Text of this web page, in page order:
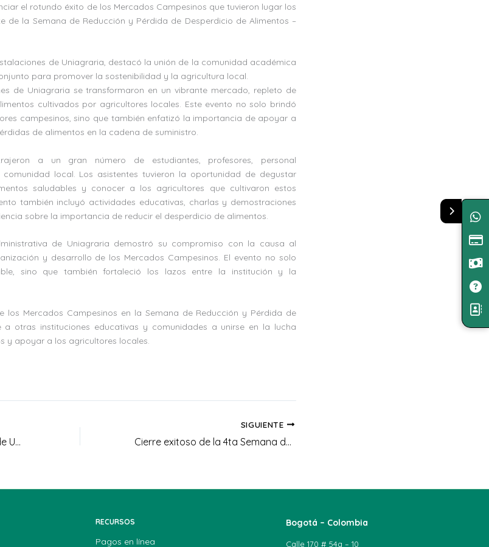
el rotundo éxito de los Mercados Campesinos que tuvieron lugar los
la Semana de Reducción y Pérdida de Desperdicio de Alimentos –
de Uniagraria, destacó la unión de la comunidad académica
para promover la sostenibilidad y la agricultura local.
de Uniagraria se transformaron en un vibrante mercado, repleto de
cultivados por agricultores locales. Este evento no solo brindó
campesinos, sino que también enfatizó la importancia de apoyar a
de alimentos en la cadena de suministro.
a un gran número de estudiantes, profesores, personal
local. Los asistentes tuvieron la oportunidad de degustar
saludables y conocer a los agricultores que cultivaron estos
también incluyó actividades educativas, charlas y demostraciones
sobre la importancia de reducir el desperdicio de alimentos.
de Uniagraria demostró su compromiso con la causa al
y desarrollo de los Mercados Campesinos. El evento no solo
sino que también fortaleció los lazos entre la institución y la
los Mercados Campesinos en la Semana de Reducción y Pérdida de
a otras instituciones educativas y comunidades a unirse en la lucha
y apoyar a los agricultores locales.
Estudiante de Ingeniería Civil de UNIAGRARIA, Coraima Vega Cárdenas, brilló como árbitra en torneo internacional de fútbol femenino*
SIGUIENTE
Cierre exitoso de la 4ta Semana de Reducción de Pérdidas y Desperdicios de Alimentos (PDA)-2023: instituciones de educación superior unidas por la reducción de desperdicio de alimentos
RECURSOS
Pagos en línea
Bogotá – Colombia
Calle 170 # 54a – 10